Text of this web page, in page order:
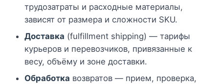
трудозатраты и расходные материалы,
зависят от размера и сложности SKU.
Доставка (fulfillment shipping) — тарифы
курьеров и перевозчиков, привязанные к
весу, объёму и зоне доставки.
Обработка возвратов — прием, проверка,